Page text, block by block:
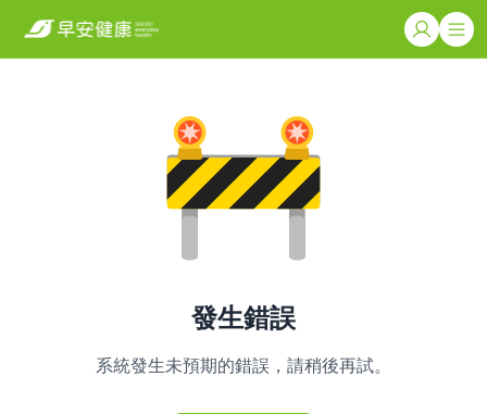
發生錯誤
系統發生未預期的錯誤，請稍後再試。